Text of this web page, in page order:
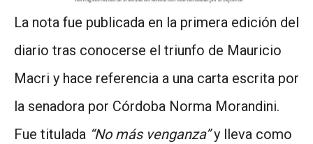
La nota fue publicada en la primera edición del
diario tras conocerse el triunfo de Mauricio
Macri y hace referencia a una carta escrita por
la senadora por Córdoba Norma Morandini.
Fue titulada “No más venganza”y lleva como